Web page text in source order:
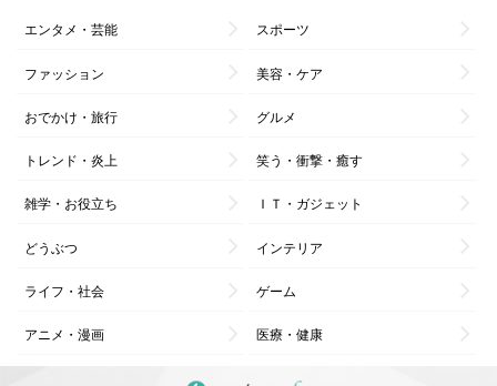
エンタメ・芸能 スポーツ
ファッション 美容・ケア
おでかけ・旅行 グルメ
トレンド・炎上 笑う・衝撃・癒す
雑学・お役立ち ＩＴ・ガジェット
どうぶつ インテリア
ライフ・社会 ゲーム
アニメ・漫画 医療・健康